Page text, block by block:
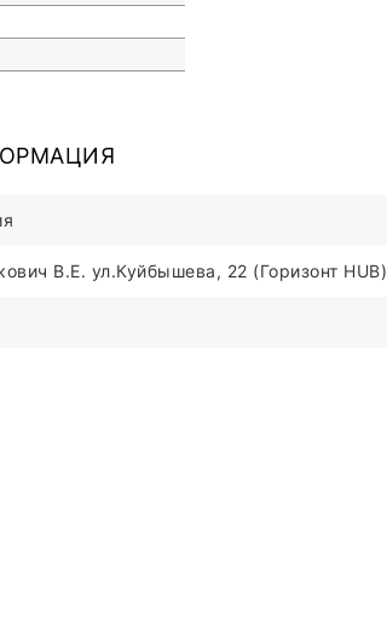
В.Е. ул.Куйбышева, 22 (Горизонт HUB)